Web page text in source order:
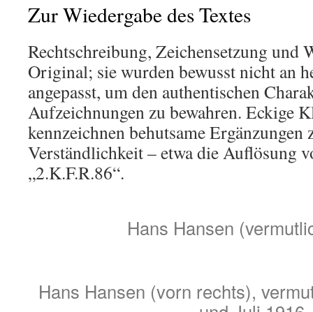
Zur Wiedergabe des Textes
Rechtschreibung, Zeichensetzung und
Original; sie wurden bewusst nicht an
angepasst, um den authentischen
Aufzeichnungen zu bewahren. Eckige
kennzeichnen behutsame Ergänzungen
Verständlichkeit – etwa die Auflösung
„2.K.F.R.86“.
Hans Hansen
Hans Hansen (vorn rechts),